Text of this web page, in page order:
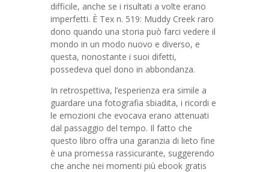
difficile, anche se i risultati a volte erano
imperfetti. È Tex n. 519: Muddy Creek raro
dono quando una storia può farci vedere il
mondo in un modo nuovo e diverso, e
questa, nonostante i suoi difetti,
possedeva quel dono in abbondanza.
In retrospettiva, l’esperienza era simile a
guardare una fotografia sbiadita, i ricordi e
le emozioni che evocava erano attenuati
dal passaggio del tempo. Il fatto che
questo libro offra una garanzia di lieto fine
è una promessa rassicurante, suggerendo
che anche nei momenti più ebook gratis